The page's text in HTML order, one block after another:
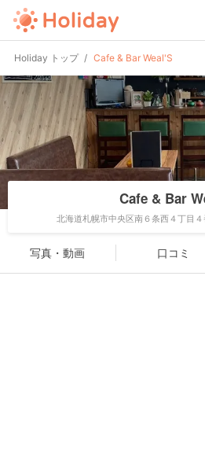
Holiday トップ Cafe & Bar Weal'S
Cafe & Bar
北海道札幌市中央区南６条西４丁目
写真・動画 口コミ